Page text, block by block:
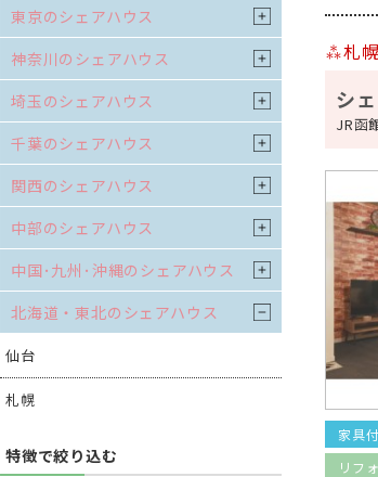
東京のシェアハウス
神奈川のシェアハウス
埼玉のシェアハウス
千葉のシェアハウス
関西のシェアハウス
中部のシェアハウス
中国･九州･沖縄のシェアハウス
北海道・東北のシェアハウス
仙台
札幌
特徴で絞り込む
⁂札
シ
JR函
家具
リフ